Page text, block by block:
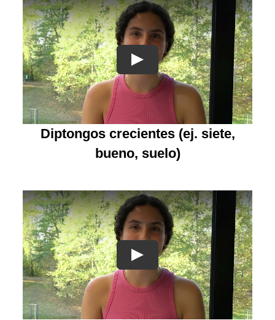
Diptongos crecientes(ej. siete,
bueno, suelo)